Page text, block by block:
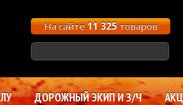
На сайте11 325товаров
ДОРОЖНЫЙ ЭКИП И З/Ч